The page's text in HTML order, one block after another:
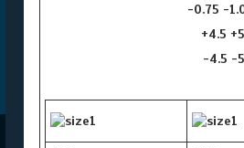
-0.75 -
+4.5
-4.5 -